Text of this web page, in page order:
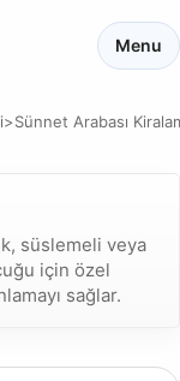
Menu
>Sünnet Arabası
süslemeli veya
için özel
sağlar.